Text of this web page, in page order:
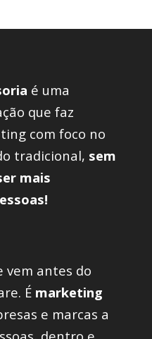
é uma
que faz
com foco no
tradicional, sem
mais
vem antes do
É marketing
e marcas a